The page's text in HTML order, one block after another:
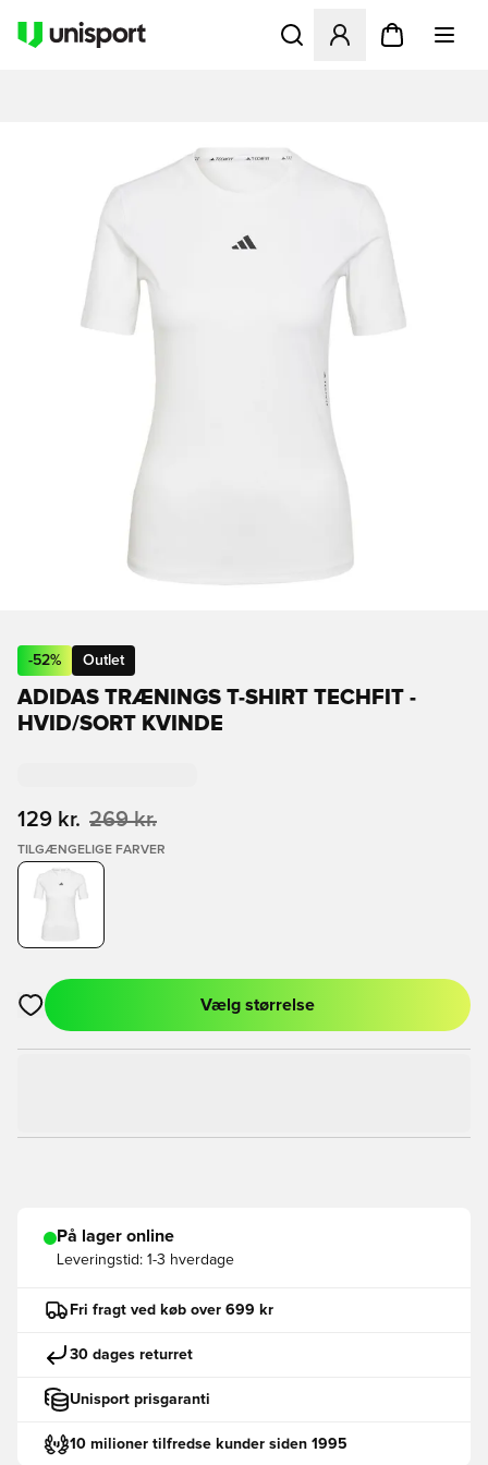
Åbner en Modal til at
-52% Outlet
ADIDAS TRÆNINGS T-SHIRT TECHFIT -
HVID/SORT KVINDE
129 kr. 269 kr.
TILGÆNGELIGE FARVER
Åbner en Modal til at logge ind eller tilmelde dig som medlem
Vælg størrelse
På lager online
Leveringstid: 1-3 hverdage
Fri fragt ved køb over 699 kr
30 dages returret
Unisport prisgaranti
10 milioner tilfredse kunder siden 1995